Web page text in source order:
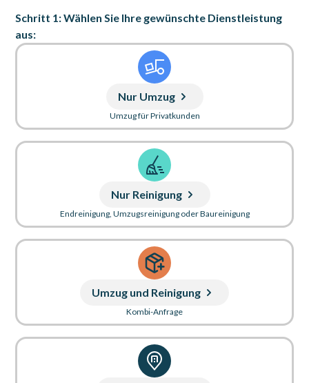
Schritt 1: Wählen Sie Ihre gewünschte Dienstleistung
aus:
Nur Umzug
Umzug für Privatkunden
Nur Reinigung
Endreinigung, Umzugsreinigung oder Baureinigung
Umzug und Reinigung
Kombi-Anfrage